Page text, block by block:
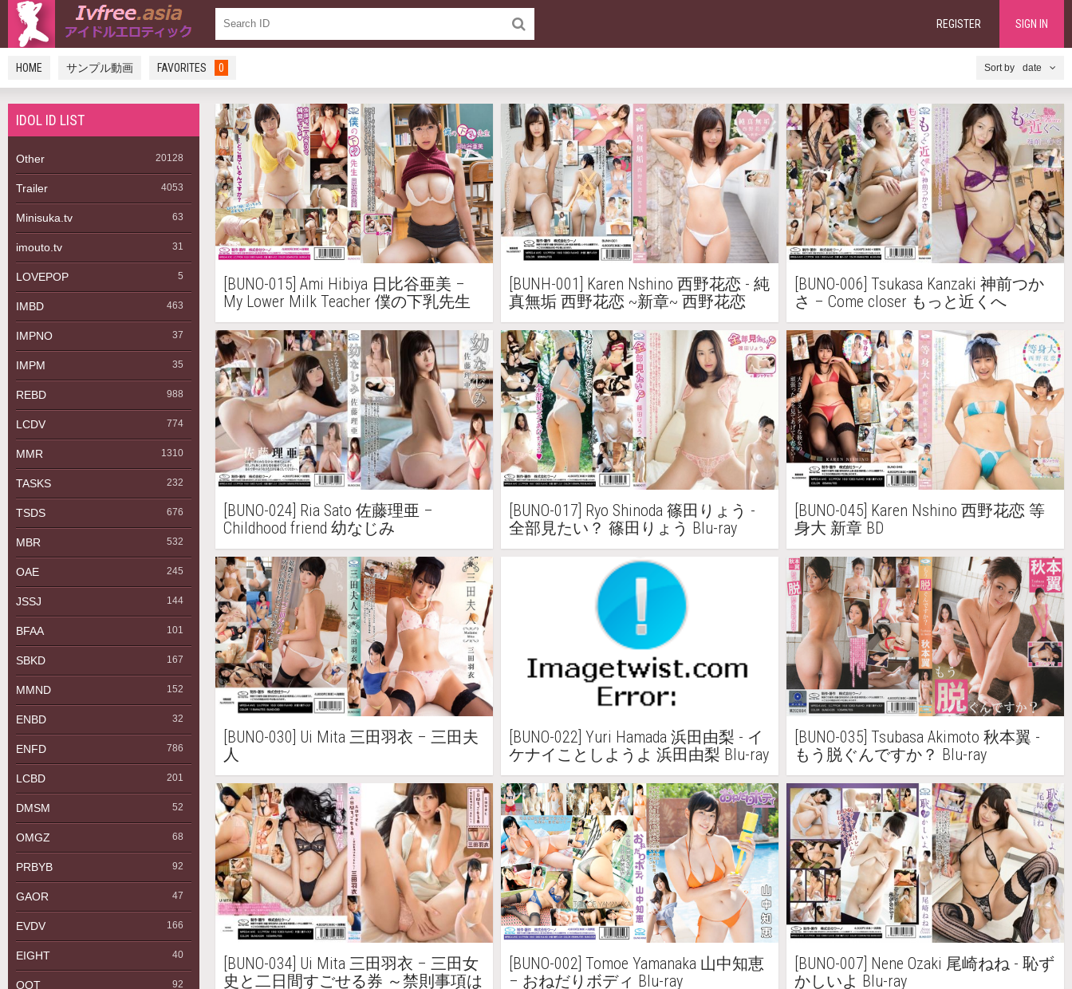
REGISTER SIGN IN
HOME サンプル動画 FAVORITES 0 date
IDOL ID LIST
Other 20128
Trailer 4053
Minisuka.tv 63
imouto.tv 31
LOVEPOP 5
IMBD 463
IMPNO 37
IMPM 35
REBD 988
LCDV 774
MMR 1310
TASKS 232
TSDS 676
MBR 532
OAE 245
JSSJ 144
BFAA 101
SBKD 167
MMND 152
ENBD 32
ENFD 786
LCBD 201
DMSM 52
OMGZ 68
PRBYB 92
GAOR 47
EVDV 166
EIGHT 40
OQT 92
[BUNO-015] Ami Hibiya 日比谷亜美 –
My Lower Milk Teacher 僕の下乳先生
[BUNH-001] Karen Nshino 西野花恋 - 純
真無垢 西野花恋 ~新章~ 西野花恋
Blu-ray
[BUNO-006] Tsukasa Kanzaki 神前つか
さ – Come closer もっと近くへ
[BUNO-024] Ria Sato 佐藤理亜 –
Childhood friend 幼なじみ
[BUNO-017] Ryo Shinoda 篠田りょう -
全部見たい？ 篠田りょう Blu-ray
[BUNO-045] Karen Nshino 西野花恋 等
身大 新章 BD
[BUNO-030] Ui Mita 三田羽衣 – 三田夫
人
[BUNO-022] Yuri Hamada 浜田由梨 - イ
ケナイことしようよ 浜田由梨 Blu-ray
[BUNO-035] Tsubasa Akimoto 秋本翼 -
もう脱ぐんですか？ Blu-ray
[BUNO-034] Ui Mita 三田羽衣 – 三田女
史と二日間すごせる券 ～禁則事項は
[BUNO-002] Tomoe Yamanaka 山中知恵
– おねだりボディ Blu-ray
[BUNO-007] Nene Ozaki 尾崎ねね - 恥ず
かしいよ Blu-ray